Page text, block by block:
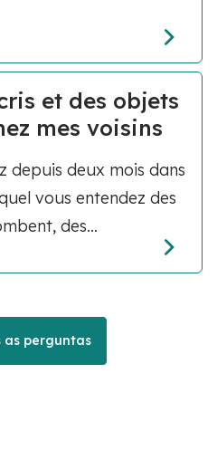
et des objets
mes voisins
depuis deux mois dans
vous entendez des
des...
as perguntas